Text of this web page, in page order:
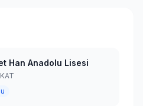
Han Anadolu Lisesi